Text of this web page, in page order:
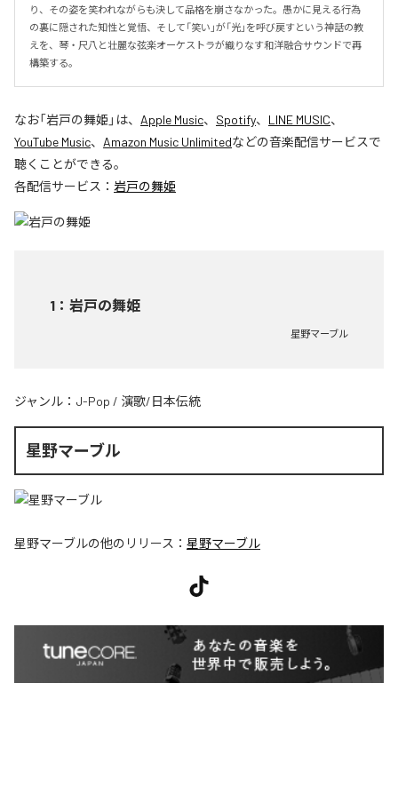
り、その姿を笑われながらも決して品格を崩さなかった。愚かに見える行為
の裏に隠された知性と覚悟、そして「笑い」が「光」を呼び戻すという神話の教
えを、琴・尺八と壮麗な弦楽オーケストラが織りなす和洋融合サウンドで再
構築する。
なお「岩戸の舞姫 」は、 Apple Music、 Spotify、 LINE MUSIC、
YouTube Music、 Amazon Music Unlimitedなどの音楽配信サービスで
聴くことができる。
各配信サービス： 岩戸の舞姫
1 ： 岩戸の舞姫
星野マーブル
ジャンル： J-Pop / 演歌/日本伝統
星野マーブル
星野マーブルの他のリリース： 星野マーブル